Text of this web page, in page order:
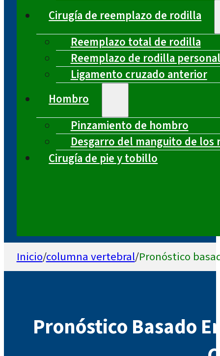
Cirugía de reemplazo de rodilla
Reemplazo total de rodilla
Reemplazo de rodilla
Ligamento cruzado anterior
Hombro
Pinzamiento de hombro
Desgarro del manguito de los
Cirugía de pie y tobillo
Inicio/columna vertebral/Pronóstico
Pronóstico Basado